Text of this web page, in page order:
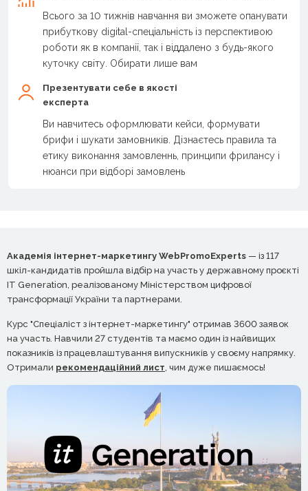
Всього за 10 тижнів навчання ви зможете опанувати
прибуткову digital-спеціальність із перспективою
роботи як в компанії, так і віддалено з будь-якого
куточку світу. Обирати лише вам
Презентувати себе в якості
експерта
Ви навчитесь оформлювати кейси, формувати
брифи і шукати замовників. Дізнаєтесь правила та
етику виконання замовленнь, принципи фрилансу і
нюанси при відборі замовлень
Академія інтернет-маркетингу WebPromoExperts — із 117
шкіл-кандидатів пройшла відбір на участь у державному проєкті
IT Generation, реалізованому Міністерством цифрової
трансформації України та партнерами.
Курс "Спеціаліст з інтернет-маркетингу" отримав 3600 заявок
на участь. Навчили 27 студентів та маємо один із найвищих
показників із працевлаштування випускників у своєму напрямку.
Отримали рекомендаційний лист , чим дуже пишаємось!